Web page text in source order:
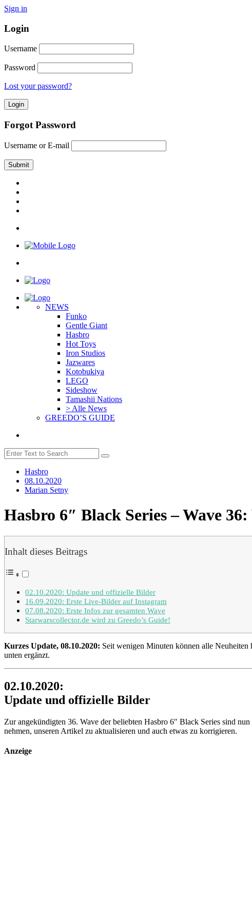
Sign in
Login
Username
Password
Lost your password?
Forgot Password
Username or E-mail
NEWS
Funko
Gentle Giant
Hasbro
Hot Toys
Iron Studios
Jazwares
Kotobukiya
LEGO
Sideshow
Tamashii Nations
> Alle News
GREEDO’S GUIDE
Hasbro
08.10.2020
Marian Setny
Hasbro 6″ Black Series – Wave
Inhalt dieses Beitrags
02.10.2020: Update und offizielle Bilder
16.09.2020: Erste Live-Bilder auf Instagram
07.08.2020: Erste Infos zur gesamten Wave
Starwarscollector.de wird zu Greedo’s Guide!
Kurzes Update, 08.10.2020: Seit wenigen Minuten können alle
unten ergänzt.
02.10.2020:
Update und offizielle Bilder
Zur angekündigten 36. Wave der beliebten Hasbro 6″ Black Series sind
nehmen, unseren Artikel zu aktualisieren und auch etwas zu korrigieren.
Anzeige